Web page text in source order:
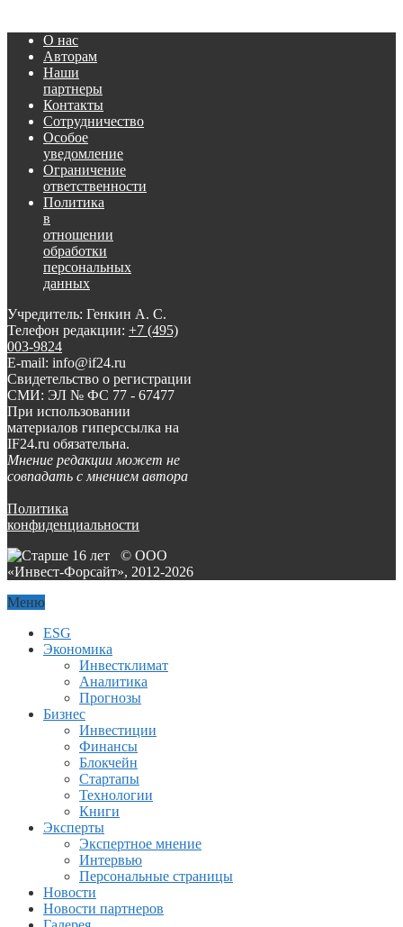
О нас
Авторам
Наши
партнеры
Контакты
Сотрудничество
Особое
уведомление
Ограничение
ответственности
Политика
в
отношении
обработки
персональных
данных
Учредитель: Генкин А. С.
Телефон редакции: +7 (495)
003-9824
E-mail: info@if24.ru
Свидетельство о регистрации
СМИ: ЭЛ № ФС 77 - 67477
При использовании
материалов гиперссылка на
IF24.ru обязательна.
Мнение редакции может не
совпадать с мнением автора
Политика
конфиденциальности
© ООО
«Инвест-Форсайт», 2012-2026
Меню
ESG
Экономика
Инвестклимат
Аналитика
Прогнозы
Бизнес
Инвестиции
Финансы
Блокчейн
Стартапы
Технологии
Книги
Эксперты
Экспертное мнение
Интервью
Персональные страницы
Новости
Новости партнеров